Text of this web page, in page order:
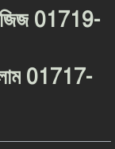
01719-
01717-